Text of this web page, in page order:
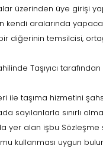
üzerinden üye girişi
kendi aralarında
diğerinin temsilcisi,
Taşıyıcı
ile taşıma hizmetini
sayılanlarla sınırlı
yer alan işbu Sözleşme
kullanması uygun